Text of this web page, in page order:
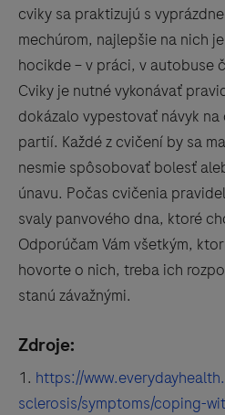
cviky sa praktizujú s
mechúrom, najlepšie na nich
hocikde – v práci, v autobuse
Cviky je nutné vykonávať
dokázalo vypestovať návyk
partií. Každé z cvičení by sa
nesmie spôsobovať bolesť
únavu. Počas cvičenia
svaly panvového dna, ktoré
Odporúčam Vám všetkým,
hovorte o nich, treba ich
stanú závažnými.
Zdroje:
https://
sclerosis/symptoms/coping-